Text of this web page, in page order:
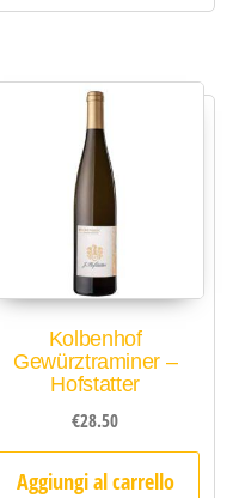
Kolbenhof
Gewürztraminer –
Hofstatter
€28.50
Aggiungi al carrello